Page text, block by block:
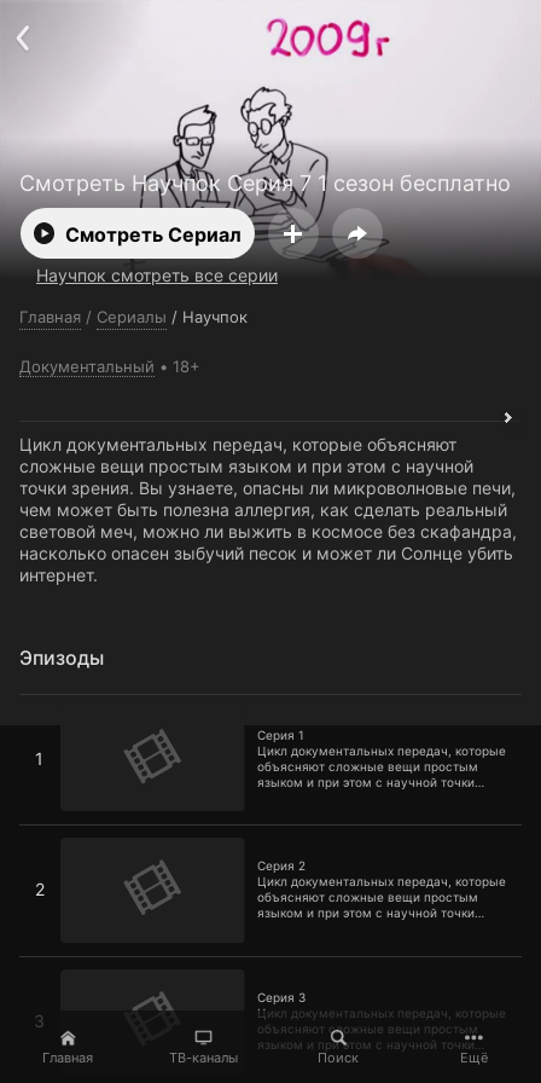
Главная ТВ-каналы Поиск Ещё
Смотреть Научпок Серия 7 1 сезон бесплатно
Смотреть Сериал
Научпок смотреть все серии
Главная / Сериалы / Научпок
Документальный 18+
Цикл документальных передач, которые объясняют
сложные вещи простым языком и при этом с научной
точки зрения. Вы узнаете, опасны ли микроволновые печи,
чем может быть полезна аллергия, как сделать реальный
световой меч, можно ли выжить в космосе без скафандра,
насколько опасен зыбучий песок и может ли Солнце убить
интернет.
Эпизоды
1
Серия 1
Цикл документальных передач, которые
объясняют сложные вещи простым
языком и при этом с научной точки
полезна аллергия, как сделать
выжить в космосе без скафандра,
насколько опасен зыбучий песок и
может ли Солнце убить интернет.
2
Серия 2
Цикл документальных передач, которые
объясняют сложные вещи простым
языком и при этом с научной точки
полезна аллергия, как сделать
выжить в космосе без скафандра,
насколько опасен зыбучий песок и
может ли Солнце убить интернет.
3
Серия 3
Цикл документальных передач, которые
объясняют сложные вещи простым
языком и при этом с научной точки
зрения. Вы узнаете, опасны ли
Политика конфиденциальности
Открыть приложение
Ввести промокод
Установить на ТВ
Бесплатные каналы